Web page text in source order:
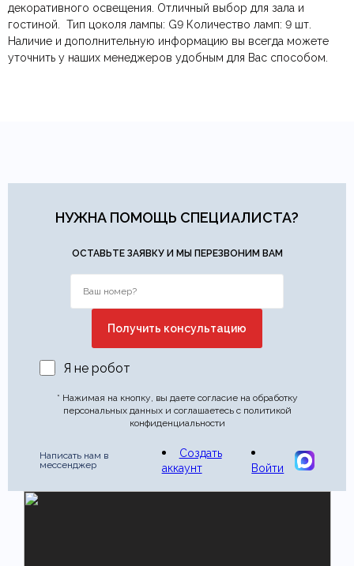
декоративного освещения. Отличный выбор для зала и
гостиной.
Тип цоколя лампы: G9 Количество ламп: 9 шт.
Наличие и дополнительную информацию вы всегда можете
уточнить у наших менеджеров удобным для Вас способом.
Страна производитель
Тип продажи Под заказ
Яндекс.Доставка— доставка в день заказа.
физических лиц.
Онлайн оплата картой— быстрая и безопасная через
сайт.
Ваша общая оценка
Заголовок вашего отзыва
НУЖНА ПОМОЩЬ СПЕЦИАЛИСТА?
ОСТАВЬТЕ ЗАЯВКУ И МЫ ПЕРЕЗВОНИМ ВАМ
Я не робот
* Нажимая на кнопку, вы даете согласие на обработку
персональных данных и соглашаетесь с политикой
конфиденциальности
Написать нам в
мессенджер
Создать
аккаунт
Войти